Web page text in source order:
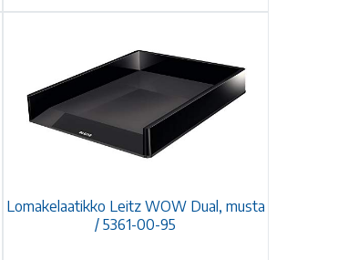
Lomakelaatikko Leitz WOW Dual, musta
/ 5361-00-95